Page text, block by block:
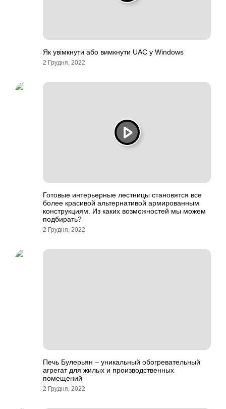
Як увімкнути або вимкнути UAC у Windows
2 Грудня, 2022
Готовые интерьерные лестницы становятся все
более красивой альтернативой армированным
конструкциям. Из каких возможностей мы можем
подбирать?
2 Грудня, 2022
Печь Булерьян – уникальный обогревательный
агрегат для жилых и производственных
помещений
2 Грудня, 2022